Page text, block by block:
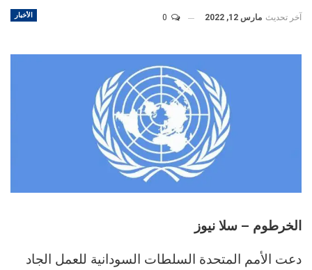
الأخبار آخر تحديث مارس 12, 2022
الخرطوم – سلا نيوز
دعت الأمم المتحدة السلطات السودانية للعمل الجاد